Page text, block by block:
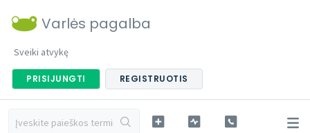
Varlės pagalba
Sveiki atvykę
PRISIJUNGTI REGISTRUOTIS